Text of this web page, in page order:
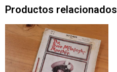
Productos relacionados